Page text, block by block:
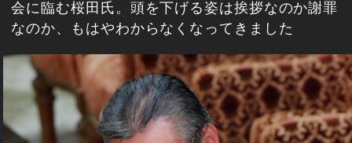
会に臨む桜田氏。頭を下げる姿は挨拶なのか謝罪
なのか、もはやわからなくなってきました